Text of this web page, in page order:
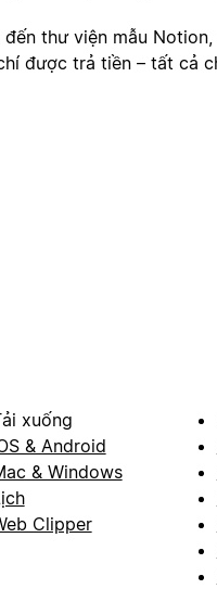
đến thư viện mẫu
được trả tiền – tất cả
xuống
& Android
& Windows
Clipper